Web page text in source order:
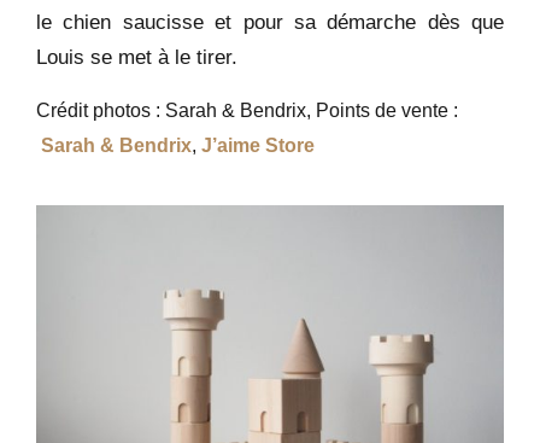
le chien saucisse et pour sa démarche dès que
Louis se met à le tirer.
Crédit photos : Sarah & Bendrix, Points de vente :
Sarah & Bendrix, J’aime Store